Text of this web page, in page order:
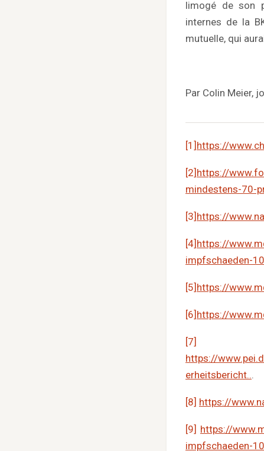
limogé de son
internes de la
mutuelle, qui
Par Colin Meier,
[1] https://
[2] https://
mindestens-70-
[3] https://
[4] https://
impfschaeden-
[5] https://
[6] https://
[7]
https://
erheitsbericht...
[8] https://
[9] https://
impfschaeden-